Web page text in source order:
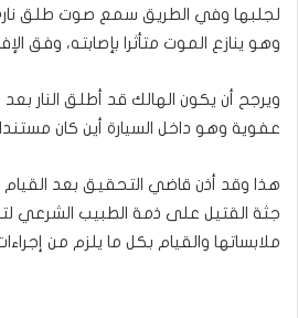
لجلبها وفي الطريق سمع صوت طلق ناري
وهو ينازع الموت متأثرا بإصابته، وفق
ويرجح أن يكون الهالك قد أطلق النار
عفوية وهو داخل السيارة أين كان
هذا وقد أذن قاضي التحقيق بعد القيام
جثة القتيل على ذمة الطبيب الشرعي
ملابساتها والقيام بكل ما يلزم من